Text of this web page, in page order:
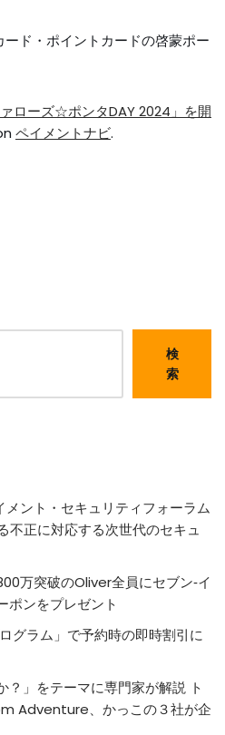
ード・ポイントカードの啓蒙ポー
ローズ☆ポンタDAY 2024」を開
ペイメントナビ.
検
索
ント・セキュリティフォーラム
不正に対応する次世代のセキュ
万突破のOliver全員にセブン‐イ
ポンをプレゼント
グラム」で予約時の即時割引に
？」をテーマに専門家が解説 ト
Adventure、かっこの３社が企